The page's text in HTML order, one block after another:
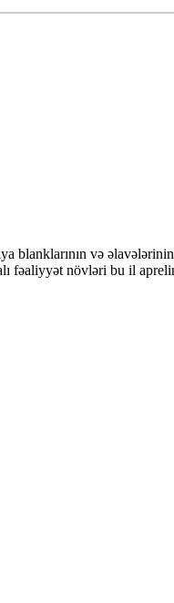
və əlavələrinin
fəaliyyət növləri bu il